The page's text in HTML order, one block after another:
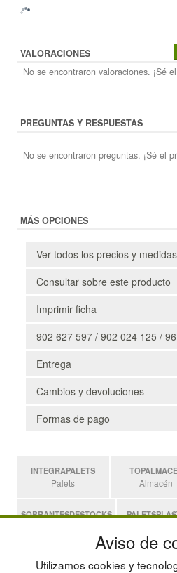
VALORACIONES
No se encontraron valoraciones. ¡Sé
PREGUNTAS Y RESPUESTAS
No se encontraron preguntas. ¡Sé el
MÁS OPCIONES
Ver todos los precios y medidas
Consultar sobre este producto
Imprimir ficha
902 627 597 / 902 024 125 /
Entrega
Cambios y devoluciones
Formas de pago
INTEGRAPALETS
Palets Almacén
SOBRANTESDESTOCKS
Estanterias
Aviso de
Utilizamos cookies y